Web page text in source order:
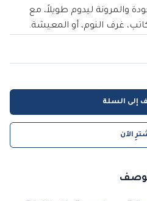
والمرونة ليدوم طويلاً، مع
إلى السلة
الآن